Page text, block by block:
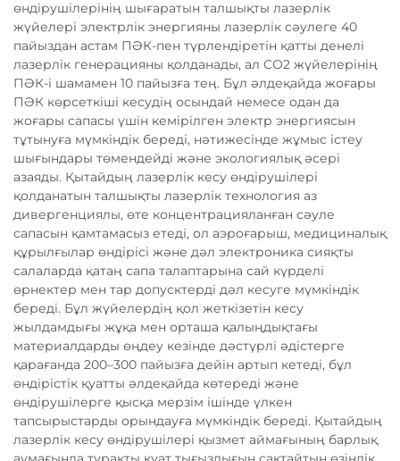
өндірушілерінің шығаратын талшықты лазерлік
жүйелері электрлік энергияны лазерлік сәулеге 40
пайыздан астам ПӘК-пен түрлендіретін қатты денелі
лазерлік генерацияны қолданады, ал CO2 жүйелерінің
ПӘК-і шамамен 10 пайызға тең. Бұл әлдеқайда жоғары
ПӘК көрсеткіші кесудің осындай немесе одан да
жоғары сапасы үшін кемірілген электр энергиясын
тұтынуға мүмкіндік береді, нәтижесінде жұмыс істеу
шығындары төмендейді және экологиялық әсері
азаяды. Қытайдың лазерлік кесу өндірушілері
қолданатын талшықты лазерлік технология аз
дивергенциялы, өте концентрацияланған сәуле
сапасын қамтамасыз етеді, ол аэроғарыш, медициналық
құрылғылар өндірісі және дәл электроника сияқты
салаларда қатаң сапа талаптарына сай күрделі
өрнектер мен тар допусктерді дәл кесуге мүмкіндік
береді. Бұл жүйелердің қол жеткізетін кесу
жылдамдығы жұқа мен орташа қалыңдықтағы
материалдарды өңдеу кезінде дәстүрлі әдістерге
қарағанда 200–300 пайызға дейін артып кетеді, бұл
өндірістік қуатты әлдеқайда көтереді және
өндірушілерге қысқа мерзім ішінде үлкен
тапсырыстарды орындауға мүмкіндік береді. Қытайдың
лазерлік кесу өндірушілері қызмет аймағының барлық